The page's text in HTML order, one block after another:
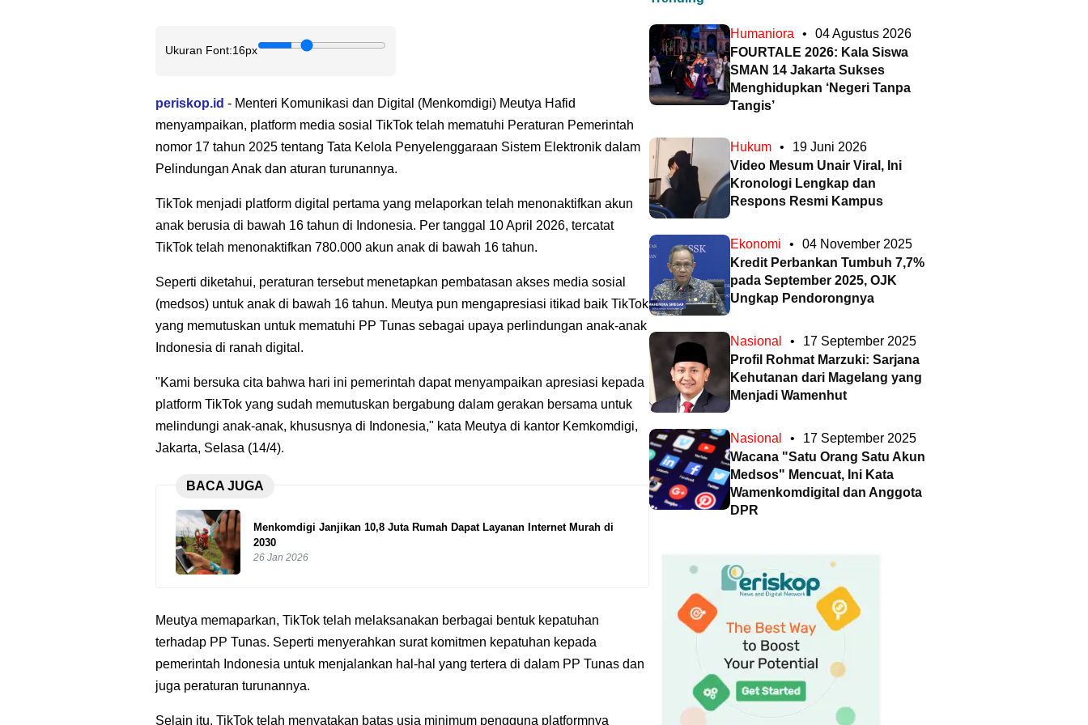
Ukuran Font:16px
periskop.id - Menteri Komunikasi dan Digital (Menkomdigi) Meutya Hafid
menyampaikan, platform media sosial TikTok telah mematuhi Peraturan Pemerintah
nomor 17 tahun 2025 tentang Tata Kelola Penyelenggaraan Sistem Elektronik dalam
Pelindungan Anak dan aturan turunannya.
TikTok menjadi platform digital pertama yang melaporkan telah menonaktifkan akun
anak berusia di bawah 16 tahun di Indonesia. Per tanggal 10 April 2026, tercatat
TikTok telah menonaktifkan 780.000 akun anak di bawah 16 tahun.
Seperti diketahui, peraturan tersebut menetapkan pembatasan akses media sosial
(medsos) untuk anak di bawah 16 tahun. Meutya pun mengapresiasi itikad baik TikTok
yang memutuskan untuk mematuhi PP Tunas sebagai upaya perlindungan anak-anak
Indonesia di ranah digital.
"Kami bersuka cita bahwa hari ini pemerintah dapat menyampaikan apresiasi kepada
platform TikTok yang sudah memutuskan bergabung dalam gerakan bersama untuk
melindungi anak-anak, khususnya di Indonesia," kata Meutya di kantor Kemkomdigi,
Jakarta, Selasa (14/4).
BACA JUGA
Menkomdigi Janjikan 10,8 Juta Rumah Dapat Layanan Internet Murah di
2030
26 Jan 2026
Meutya memaparkan, TikTok telah melaksanakan berbagai bentuk kepatuhan
terhadap PP Tunas. Seperti menyerahkan surat komitmen kepatuhan kepada
pemerintah Indonesia untuk menjalankan hal-hal yang tertera di dalam PP Tunas dan
juga peraturan turunannya.
Selain itu, TikTok telah menyatakan batas usia minimum pengguna platformnya
Humaniora •
04 Agustus 2026
FOURTALE 2026: Kala Siswa
SMAN 14 Jakarta Sukses
Menghidupkan ‘Negeri Tanpa
Tangis’
Hukum •
19 Juni 2026
Video Mesum Unair Viral, Ini
Kronologi Lengkap dan
Respons Resmi Kampus
Ekonomi •
04 November 2025
Kredit Perbankan Tumbuh 7,7%
pada September 2025, OJK
Ungkap Pendorongnya
Nasional •
17 September 2025
Profil Rohmat Marzuki: Sarjana
Kehutanan dari Magelang yang
Menjadi Wamenhut
Nasional •
17 September 2025
Wacana "Satu Orang Satu Akun
Medsos" Mencuat, Ini Kata
Wamenkomdigital dan Anggota
DPR